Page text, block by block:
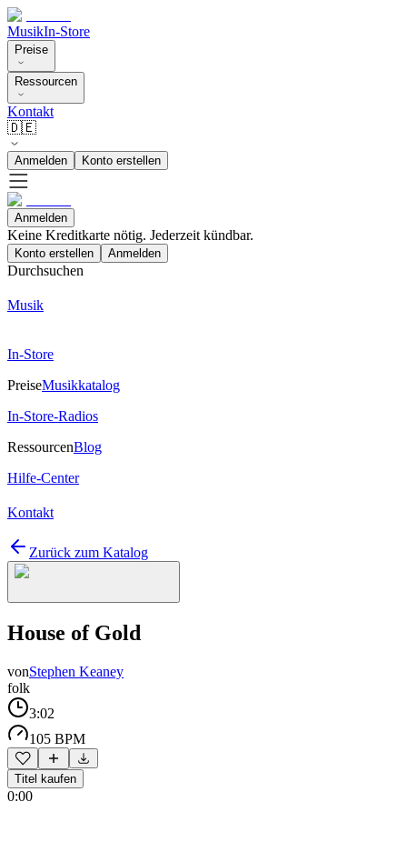
MusikIn-Store
Preise
Ressourcen
Kontakt
🇩🇪
Anmelden Konto erstellen
Anmelden
Keine Kreditkarte nötig. Jederzeit kündbar.
Konto erstellen Anmelden
Durchsuchen
Musik
In-Store
PreiseMusikkatalog
In-Store-Radios
RessourcenBlog
Hilfe-Center
Kontakt
Zurück zum Katalog
House of Gold
vonStephen Keaney
folk
3:02
105 BPM
Titel kaufen
0:00